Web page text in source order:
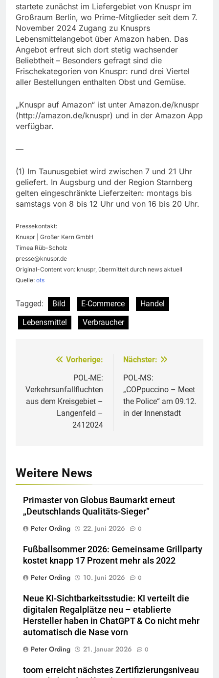
startete zunächst im Liefergebiet von Knuspr im
Großraum Berlin, wo Prime-Mitglieder seit dem 7.
November 2024 Zugang zu Knusprs
Lebensmittelangebot über Amazon haben. Das
Angebot erfreut sich dort stetig wachsender
Beliebtheit – Besonders gefragt sind die
Frischekategorien von Knuspr: rund drei Viertel
aller Bestellungen enthalten Obst und Gemüse.
„Knuspr auf Amazon“ ist unter Amazon.de/knuspr
(http://amazon.de/knuspr) und in der Amazon App
verfügbar.
—
(1) Im Taunusgebiet wird zwischen 7 und 21 Uhr
geliefert. In Augsburg und der Region Starnberg
gelten eingeschränkte Lieferzeiten: montags bis
samstags von 8 bis 12 Uhr und von 16 bis 20 Uhr.
Pressekontakt:
Knuspr | Großer Kern GmbH
Timea Rüb-Scholz
presse@knuspr.de
Original-Content von: knuspr, übermittelt durch news aktuell
Quelle: ots
Tagged: Bild E-Commerce
Handel
Lebensmittel
Verbraucher
Beitragsnavigation
Vorherige:
POL-ME:
Verkehrsunfallfluchten
aus dem Kreisgebiet –
Langenfeld –
2412024
Nächster:
POL-MS:
„COPpuccino – Meet
the Police“ am 09.12.
in der Innenstadt
Weitere News
Primaster von Globus Baumarkt erneut
„Deutschlands Qualitäts-Sieger“
Peter Ording
22. Juni 2026 0
Fußballsommer 2026: Gemeinsame Grillparty
kostet knapp 17 Prozent mehr als 2022
Peter Ording
10. Juni 2026 0
Neue KI-Sichtbarkeitsstudie: KI verteilt die
digitalen Regalplätze neu – etablierte
Hersteller haben in ChatGPT & Co nicht mehr
automatisch die Nase vorn
Peter Ording
21. Januar 2026 0
toom erreicht nächstes Zertifizierungsniveau